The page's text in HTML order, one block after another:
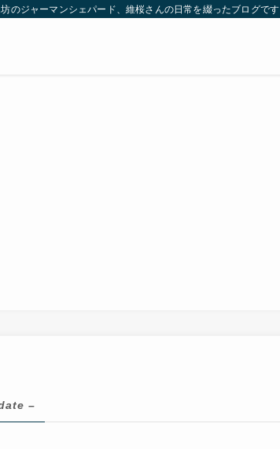
のジャーマンシェパード、維桜さんの日常を綴ったブログです
–